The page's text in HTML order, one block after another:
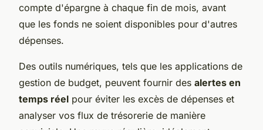
compte d'épargne à chaque fin de mois, avant
que les fonds ne soient disponibles pour d'autres
dépenses.
Des outils numériques, tels que les applications de
gestion de budget, peuvent fournir des alertes en
temps réel pour éviter les excès de dépenses et
analyser vos flux de trésorerie de manière